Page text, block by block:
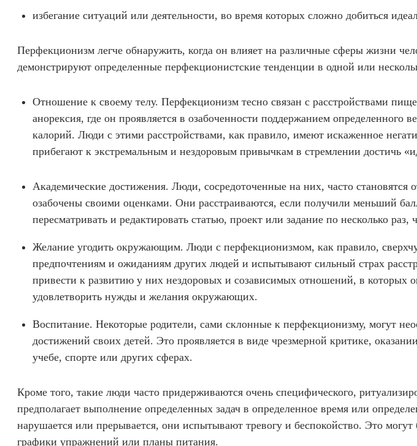
избегание ситуаций или деятельности, во время которых сложно добиться
Перфекционизм легче обнаружить, когда он влияет на различные сферы жизни
демонстрируют определенные перфекционистские тенденции в одной или
Отношение к своему телу. Перфекционизм тесно связан с расстройствами
анорексия, где он проявляется в озабоченности поддержанием определенного
калорий. Люди с этими расстройствами, как правило, имеют искаженное
прибегают к экстремальным и нездоровым привычкам в стремлении достичь
Академические достижения. Люди, сосредоточенные на них, часто становятся
озабочены своими оценками. Они расстраиваются, если получили меньший
пересматривать и редактировать статью, проект или задание по несколько
Желание угодить окружающим. Люди с перфекционизмом, как правило,
предпочтениям и ожиданиям других людей и испытывают сильный страх
привести к развитию у них нездоровых и созависимых отношений, в которых
удовлетворить нужды и желания окружающих.
Воспитание. Некоторые родители, сами склонные к перфекционизму, могут
достижений своих детей. Это проявляется в виде чрезмерной критике,
учебе, спорте или других сферах.
Кроме того, такие люди часто придерживаются очень специфического,
предполагает выполнение определенных задач в определенное время или
нарушается или прерывается, они испытывают тревогу и беспокойство. Это
графики упражнений или планы питания.